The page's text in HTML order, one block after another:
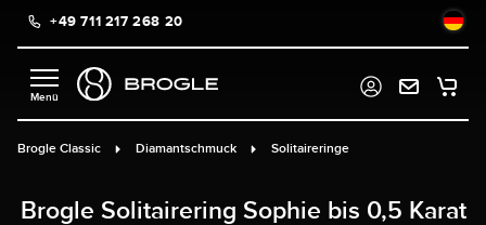
springen
+49 711 217 268 20
Brogle Classic Diamantschmuck Solitaireringe
Brogle Solitairering Sophie bis 0,5 Karat